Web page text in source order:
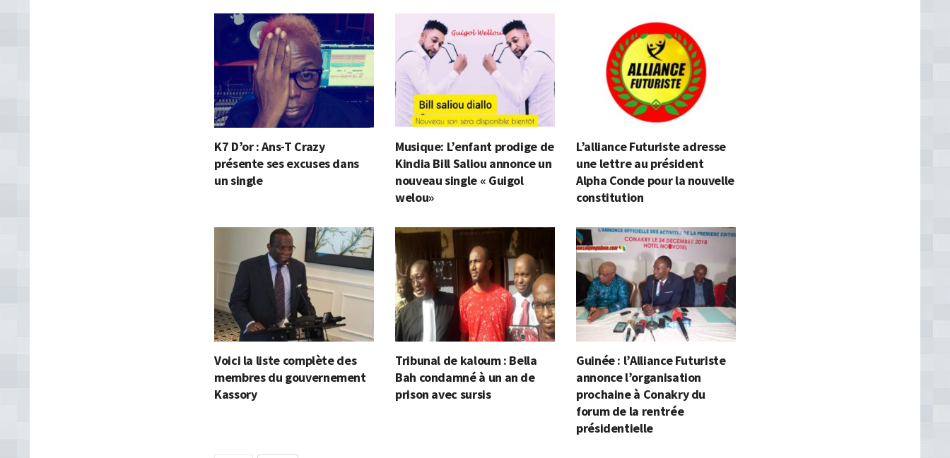
K7 D’or : Ans-T Crazy
présente ses excuses dans
un single
Musique: L’enfant prodige de
Kindia Bill Saliou annonce un
nouveau single « Guigol
welou»
L’alliance Futuriste adresse
une lettre au président
Alpha Conde pour la nouvelle
constitution
Voici la liste complète des
membres du gouvernement
Kassory
Tribunal de kaloum : Bella
Bah condamné à un an de
prison avec sursis
Guinée : l’Alliance Futuriste
annonce l’organisation
prochaine à Conakry du
forum de la rentrée
présidentielle